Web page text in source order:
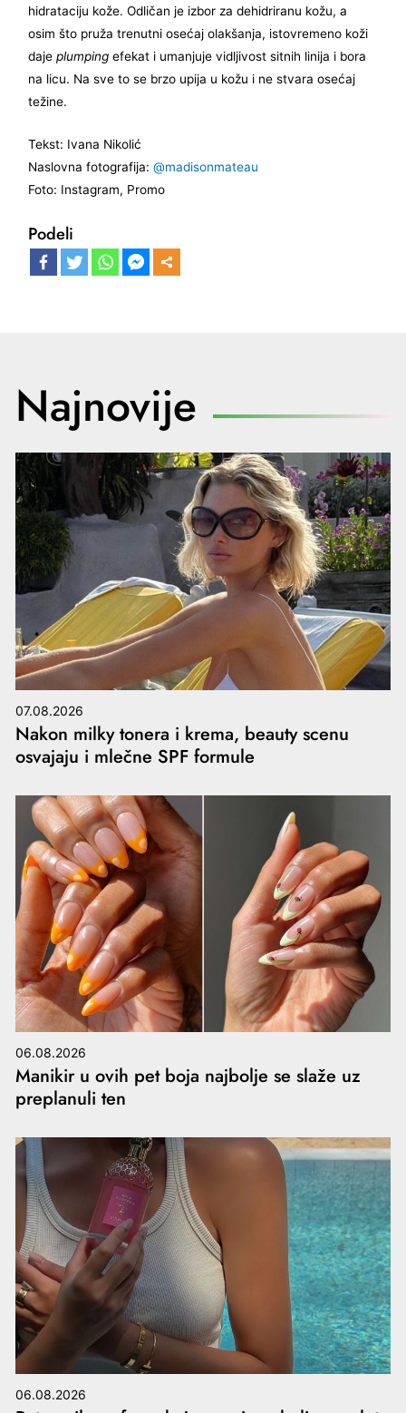
hidrataciju kože. Odličan je izbor za dehidriranu kožu, a
osim što pruža trenutni osećaj olakšanja, istovremeno koži
dajeplumping efekat i umanjuje vidljivost sitnih linija i bora
na licu. Na sve to se brzo upija u kožu i ne stvara osećaj
težine.
Tekst: Ivana Nikolić
Naslovna fotografija:@madisonmateau
Foto: Instagram, Promo
Podeli
Najnovije
07.08.2026
Nakon milky tonera i krema, beauty scenu
osvajaju i mlečne SPF formule
06.08.2026
Manikir u ovih pet boja najbolje se slaže uz
preplanuli ten
06.08.2026